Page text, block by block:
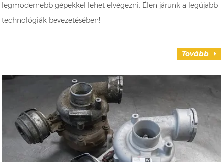
legmodernebb gépekkel lehet elvégezni. Élen járunk a legújabb
technológiák bevezetésében!
Tovább